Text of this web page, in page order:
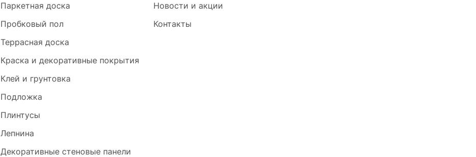
Паркетная доска
Пробковый пол
Террасная доска
Краска и декоративные покрытия
Клей и грунтовка
Подложка
Плинтусы
Лепнина
Декоративные стеновые панели
Новости и акции
Контакты